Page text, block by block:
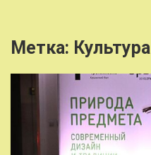
Метка: Культура